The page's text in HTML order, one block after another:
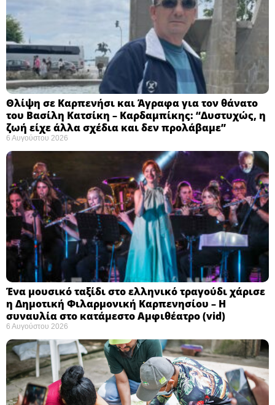
Θλίψη σε Καρπενήσι και Άγραφα για τον θάνατο
του Βασίλη Κατσίκη – Καρδαμπίκης: “Δυστυχώς, η
ζωή είχε άλλα σχέδια και δεν προλάβαμε”
6 Αυγούστου 2026
Ένα μουσικό ταξίδι στο ελληνικό τραγούδι χάρισε
η Δημοτική Φιλαρμονική Καρπενησίου – Η
συναυλία στο κατάμεστο Αμφιθέατρο (vid)
6 Αυγούστου 2026